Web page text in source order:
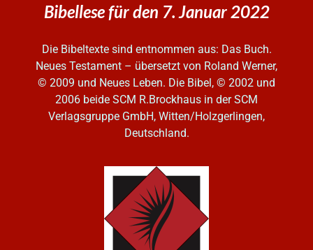
Bibellese für den 7. Januar 2022
Die Bibeltexte sind entnommen aus: Das Buch.
Neues Testament – übersetzt von Roland Werner,
© 2009 und Neues Leben. Die Bibel, © 2002 und
2006 beide SCM R.Brockhaus in der SCM
Verlagsgruppe GmbH, Witten/Holzgerlingen,
Deutschland.